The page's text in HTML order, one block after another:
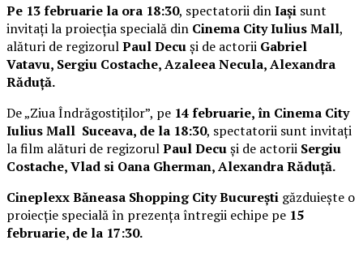
Pe 13 februarie la ora 18:30, spectatorii dinIași sunt
invitați la proiecția specială din Cinema City Iulius Mall,
alături de regizorulPaul Decuși de actorii Gabriel
Vatavu, Sergiu Costache, Azaleea Necula, Alexandra
Răduță.
De „Ziua Îndrăgostiților”, pe 14 februarie, în Cinema City
Iulius Mall Suceava, de la 18:30, spectatorii sunt invitați
la film alături de regizorulPaul Decuși de actorii Sergiu
Costache, Vlad si Oana Gherman, Alexandra Răduță.
Cineplexx Băneasa Shopping City București găzduiește o
proiecție specială în prezența întregii echipe pe 15
februarie, de la 17:30.